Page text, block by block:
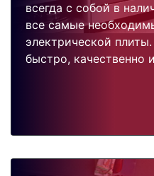
всегда с собой в
все самые
электрической
быстро, качественно